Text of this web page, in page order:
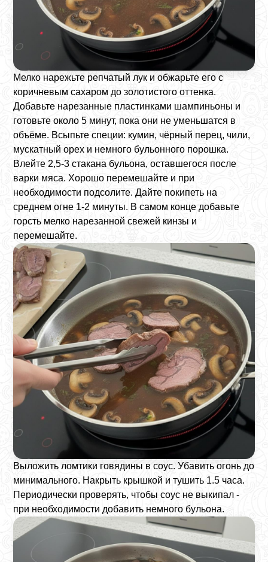
Мелко нарежьте репчатый лук и обжарьте его с
коричневым сахаром до золотистого оттенка.
Добавьте нарезанные пластинками шампиньоны и
готовьте около 5 минут, пока они не уменьшатся в
объёме. Всыпьте специи: кумин, чёрный перец, чили,
мускатный орех и немного бульонного порошка.
Влейте 2,5-3 стакана бульона, оставшегося после
варки мяса. Хорошо перемешайте и при
необходимости подсолите. Дайте покипеть на
среднем огне 1-2 минуты. В самом конце добавьте
горсть мелко нарезанной свежей кинзы и
перемешайте.
Выложить ломтики говядины в соус. Убавить огонь до
минимального. Накрыть крышкой и тушить 1.5 часа.
Периодически проверять, чтобы соус не выкипал -
при необходимости добавить немного бульона.